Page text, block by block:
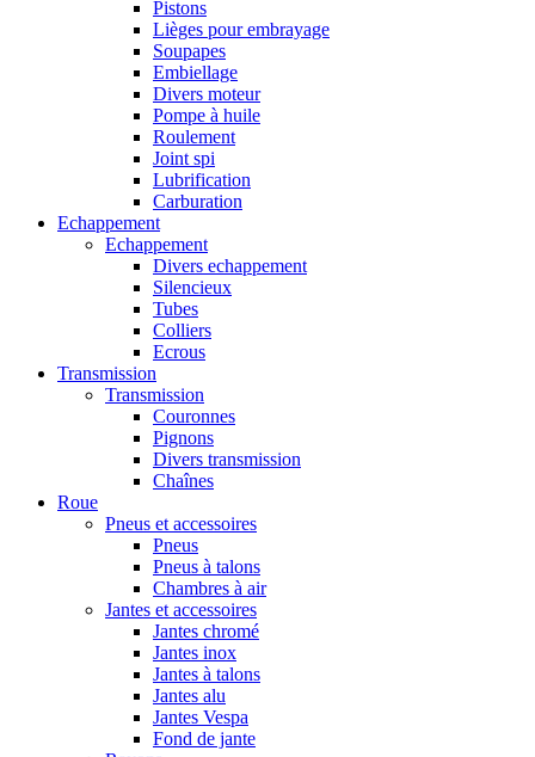
Pistons
Lièges pour embrayage
Soupapes
Embiellage
Divers moteur
Pompe à huile
Roulement
Joint spi
Lubrification
Carburation
Echappement
Echappement
Divers echappement
Silencieux
Tubes
Colliers
Ecrous
Transmission
Transmission
Couronnes
Pignons
Divers transmission
Chaînes
Roue
Pneus et accessoires
Pneus
Pneus à talons
Chambres à air
Jantes et accessoires
Jantes chromé
Jantes inox
Jantes à talons
Jantes alu
Jantes Vespa
Fond de jante